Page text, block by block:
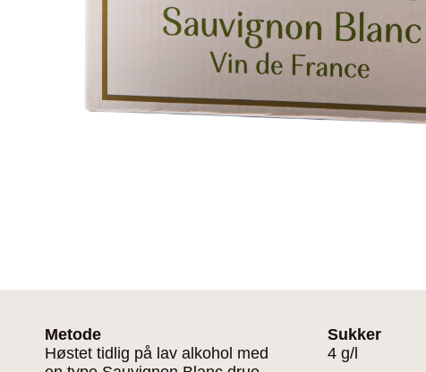
Metode
Høstet tidlig på lav alkohol med
Sukker
4 g/l